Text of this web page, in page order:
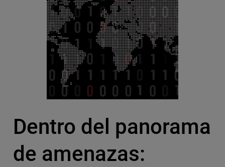
Dentro del panorama
de amenazas: